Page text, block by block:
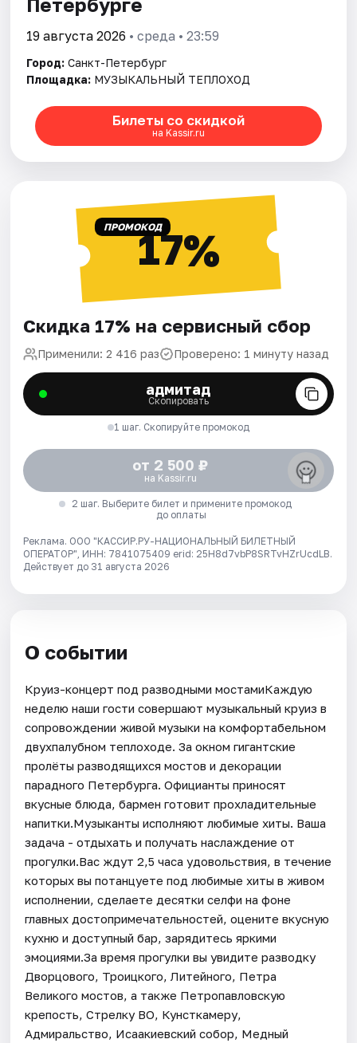
19 августа 2026 • среда • 23:59
Город: Санкт-Петербург
Площадка: МУЗЫКАЛЬНЫЙ ТЕПЛОХОД
Билеты со скидкой
на Kassir.ru
ПРОМОКОД17%
Скидка 17% на сервисный сбор
Применили: 2 416 раз Проверено: 1 минуту назад
адмитад
Скопировать
1 шаг. Скопируйте промокод
от 2 500 ₽
на Kassir.ru
2 шаг. Выберите билет и примените промокод
до оплаты
Реклама. ООО "КАССИР.РУ-НАЦИОНАЛЬНЫЙ БИЛЕТНЫЙ
ОПЕРАТОР", ИНН: 7841075409 erid: 25H8d7vbP8SRTvHZrUcdLB.
Действует до 31 августа 2026
О событии
Круиз-концерт под разводными мостамиКаждую
неделю наши гости совершают музыкальный круиз в
сопровождении живой музыки на комфортабельном
двухпалубном теплоходе. За окном гигантские
пролёты разводящихся мостов и декорации
парадного Петербурга. Официанты приносят
вкусные блюда, бармен готовит прохладительные
напитки.Музыканты исполняют любимые хиты. Ваша
задача - отдыхать и получать наслаждение от
прогулки.Вас ждут 2,5 часа удовольствия, в течение
которых вы потанцуете под любимые хиты в живом
исполнении, сделаете десятки селфи на фоне
главных достопримечательностей, оцените вкусную
кухню и доступный бар, зарядитесь яркими
эмоциями.За время прогулки вы увидите разводку
Дворцового, Троицкого, Литейного, Петра
Великого мостов, а также Петропавловскую
крепость, Стрелку ВО, Кунсткамеру,
Адмиральство, Исаакиевский собор, Медный